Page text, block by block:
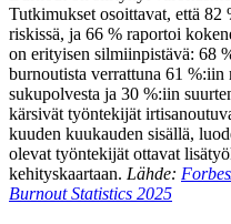
Tutkimukset osoittavat, että
riskissä, ja 66 % raportoi
on erityisen silmiinpistävä: 68
burnoutista verrattuna 61
sukupolvesta ja 30 %:iin
kärsivät työntekijät
kuuden kuukauden sisällä,
olevat työntekijät ottavat
kehityskaartaan. Lähde:
Burnout Statistics 2025